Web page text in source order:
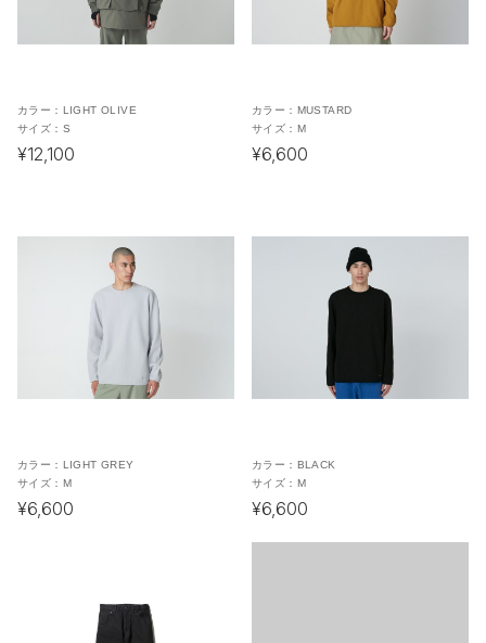
カラー： LIGHT OLIVE
サイズ： S
¥12,100
カラー： MUSTARD
サイズ： M
¥6,600
カラー： LIGHT GREY
サイズ： M
¥6,600
カラー： BLACK
サイズ： M
¥6,600